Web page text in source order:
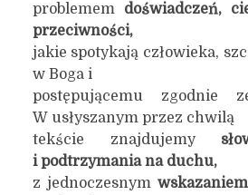
problemem doświadczeń,
przeciwności,
jakie spotykają człowieka,
w Boga i
postępującemu zgodnie
W usłyszanym przez chwilą
tekście znajdujemy
i podtrzymania na duchu,
z jednoczesnym